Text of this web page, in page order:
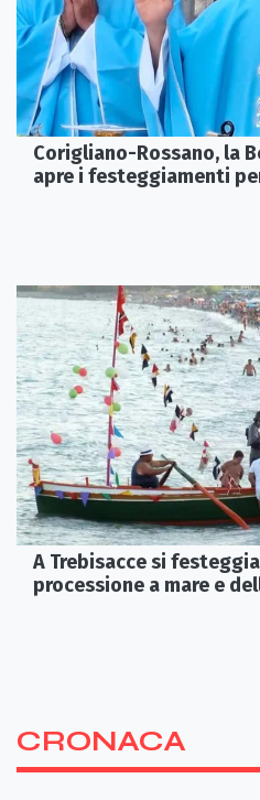
Corigliano-Rossano, la
apre i festeggiamenti
A Trebisacce si
processione a mare e
CRONACA